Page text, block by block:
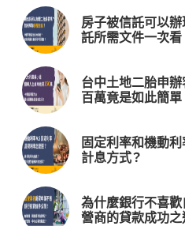
房子被信託可以
託所需文件一次看
台中土地二胎申辦
百萬竟是如此簡單
固定利率和機動
計息方式？
為什麼銀行不喜歡
營商的貸款成功之